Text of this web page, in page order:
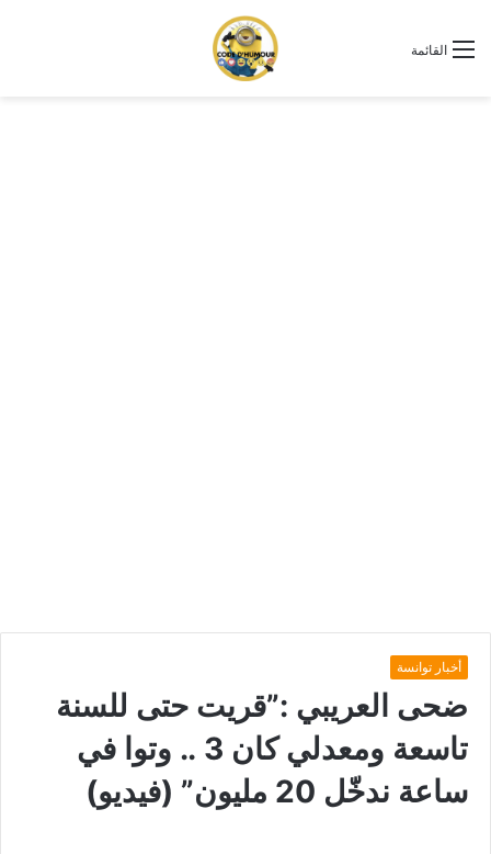
القائمة
أخبار توانسة
ضحى العريبي :”قريت حتى للسنة
تاسعة ومعدلي كان 3 .. وتوا في
ساعة ندخّل 20 مليون” (فيديو)